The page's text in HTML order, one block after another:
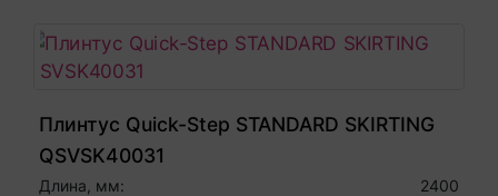
Плинтус Quick-Step STANDARD SKIRTING
QSVSK40031
Длина, мм:
2400